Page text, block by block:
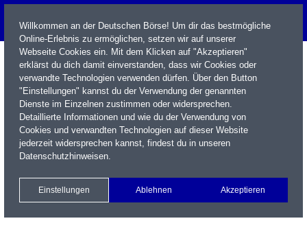
Name / WKN / ISIN / Kürzel
Xetra Realtime
Watchlist Portfolio Login
Willkommen an der Deutschen Börse! Um dir das bestmögliche
Online-Erlebnis zu ermöglichen, setzen wir auf unserer
Webseite Cookies ein. Mit dem Klicken auf "Akzeptieren"
erklärst du dich damit einverstanden, dass wir Cookies oder
verwandte Technologien verwenden dürfen. Über den Button
"Einstellungen" kannst du der Verwendung der genannten
Dienste im Einzelnen zustimmen oder widersprechen.
Detaillierte Informationen und wie du der Verwendung von
Cookies und verwandten Technologien auf dieser Website
jederzeit widersprechen kannst, findest du in unseren
Datenschutzhinweisen.
Einstellungen Ablehnen Akzeptieren